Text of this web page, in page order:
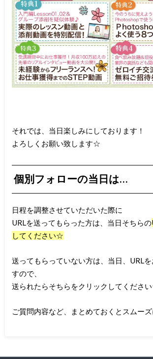
それでは、当日楽しみにしております！
よろしくお願い致します☆
個別フォローの当日は…
日程を調整させていただいた際に
URLを送ってもらった方は、当日そちらの
してください☆
送ってもらっていない方は、当日、URL
すので、
送られたらそちらをクリックしてくださ
ご質問内容など、まとめておくとスムー